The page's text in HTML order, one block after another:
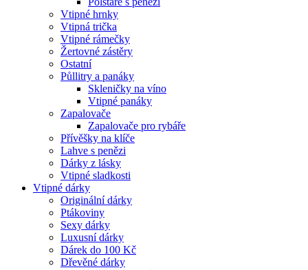
Vtipné hrnky
Vtipná trička
Vtipné rámečky
Žertovné zástěry
Ostatní
Půllitry a panáky
Skleničky na víno
Vtipné panáky
Zapalovače
Zapalovače pro rybáře
Přívěšky na klíče
Lahve s penězi
Dárky z lásky
Vtipné sladkosti
Vtipné dárky
Originální dárky
Ptákoviny
Sexy dárky
Luxusní dárky
Dárek do 100 Kč
Dřevěné dárky